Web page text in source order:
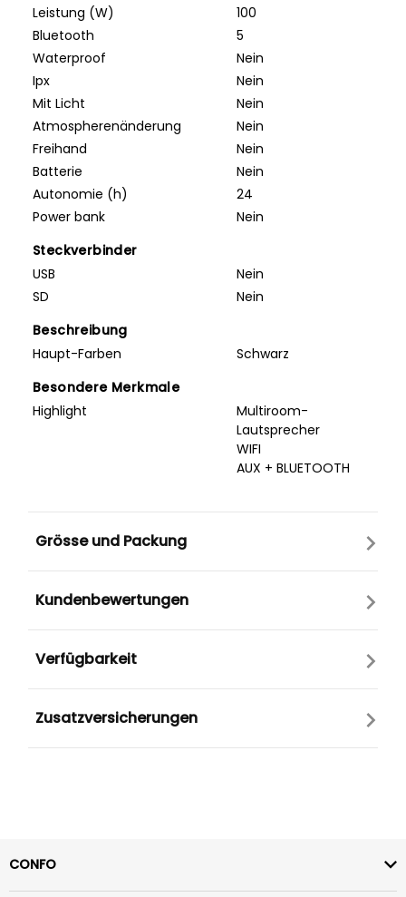
Leistung (W)
100
Bluetooth
5
Waterproof
Nein
Ipx
Nein
Mit Licht
Nein
Atmospherenänderung
Nein
Freihand
Nein
Batterie
Nein
Autonomie (h)
24
Power bank
Nein
Steckverbinder
USB
Nein
SD
Nein
Beschreibung
Haupt-Farben
Schwarz
Besondere Merkmale
Highlight
Multiroom-
Lautsprecher
WIFI
AUX + BLUETOOTH
Grösse und Packung
Kundenbewertungen
Verfügbarkeit
Zusatzversicherungen
CONFO